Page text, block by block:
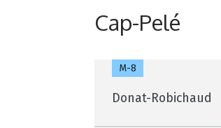
Cap-Pelé
M-8
Donat-Robichaud